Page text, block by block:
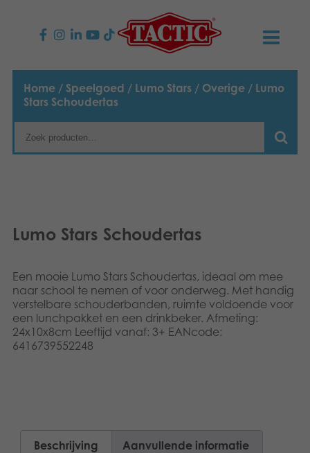
PRODUCTEN
Kinderspellen
Familiespellen
Puzzels
Speelgoed
TACTIC
Media
Suomi
Dansk
Français
Svenska
Home / Speelgoed / Lumo Stars / Overige / Lumo
Stars Schoudertas
Lumo Stars Schoudertas
Een mooie Lumo Stars Schoudertas, ideaal om mee
naar school te nemen of voor onderweg. Met handig
verstelbare schouderbanden, ruimte voldoende voor
een lunchpakket en een drinkbeker. Afmeting:
24x10x8cm Leeftijd vanaf: 3+ EANcode:
6416739552248
Beschrijving Aanvullende informatie